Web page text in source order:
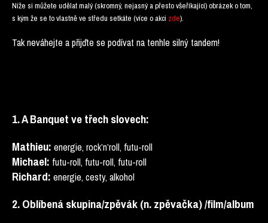
Níže si můžete udělat malý (skromný, nejasný a přesto všeříkající) obrázek o tom,
s kým že se to vlastně ve středu setkáte (více o akci zde).
Tak neváhejte a přijďte se podívat na tenhle silný tandem!
1. A Banquet ve třech slovech:
Mathieu: energie, rock’n’roll, futu-roll
Michael: futu-roll, futu-roll, futu-roll
Richard: energie, cesty, alkohol
2. Oblíbená skupina/zpěvák (n. zpěvačka) /film/album